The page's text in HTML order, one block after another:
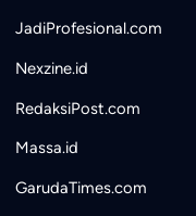
JadiProfesional.com
Nexzine.id
RedaksiPost.com
Massa.id
GarudaTimes.com